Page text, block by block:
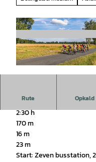
Rute Opkald
2:30 h
170 m
16 m
23 m
Start: Zeven busstation,